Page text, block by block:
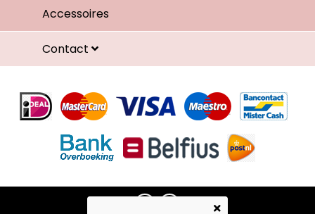
Accessoires
Contact